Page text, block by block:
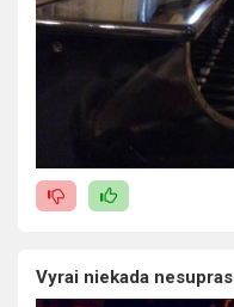
Vyrai niekada nesupras